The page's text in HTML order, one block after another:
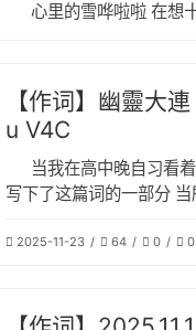
心里的雪哗啦啦 在想
【作词】幽靈大
u V4C
当我在高中晚自习看
写下了这篇词的一部分
耀眼的城市，也不过只是
部作品。 致过去的我，也
2025-11-23 64 0 0